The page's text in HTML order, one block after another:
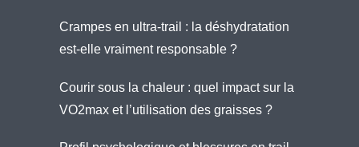
Crampes en ultra-trail : la déshydratation
est-elle vraiment responsable ?
Courir sous la chaleur : quel impact sur la
VO2max et l’utilisation des graisses ?